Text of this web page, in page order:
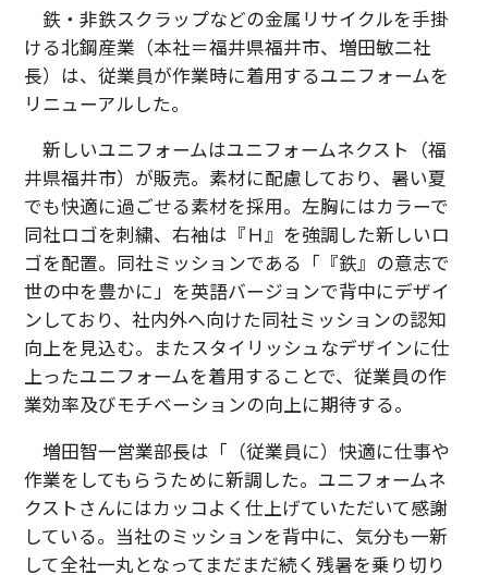
鉄・非鉄スクラップなどの金属リサイクルを手掛
ける北鋼産業（本社＝福井県福井市、増田敏二社
長）は、従業員が作業時に着用するユニフォームを
リニューアルした。
新しいユニフォームはユニフォームネクスト（福
井県福井市）が販売。素材に配慮しており、暑い夏
でも快適に過ごせる素材を採用。左胸にはカラーで
同社ロゴを刺繍、右袖は『Ｈ』を強調した新しいロ
ゴを配置。同社ミッションである「『鉄』の意志で
世の中を豊かに」を英語バージョンで背中にデザイ
ンしており、社内外へ向けた同社ミッションの認知
向上を見込む。またスタイリッシュなデザインに仕
上ったユニフォームを着用することで、従業員の作
業効率及びモチベーションの向上に期待する。
増田智一営業部長は「（従業員に）快適に仕事や
作業をしてもらうために新調した。ユニフォームネ
クストさんにはカッコよく仕上げていただいて感謝
している。当社のミッションを背中に、気分も一新
して全社一丸となってまだまだ続く残暑を乗り切り